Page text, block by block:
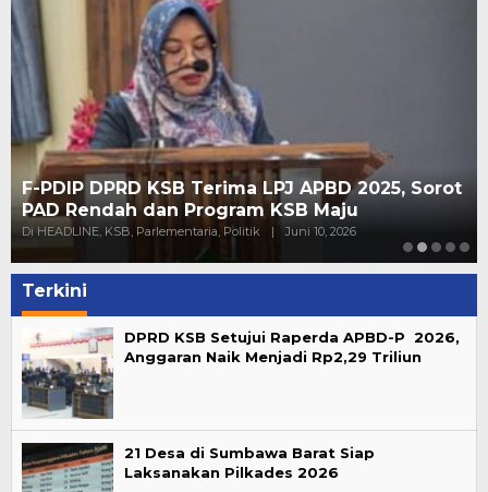
F-PDIP DPRD KSB Terima LPJ APBD 2025, Sorot
PAD Rendah dan Program KSB Maju
Di HEADLINE, KSB, Parlementaria, Politik | Juni 10, 2026
Terkini
DPRD KSB Setujui Raperda APBD-P 2026,
Anggaran Naik Menjadi Rp2,29 Triliun
21 Desa di Sumbawa Barat Siap
Laksanakan Pilkades 2026